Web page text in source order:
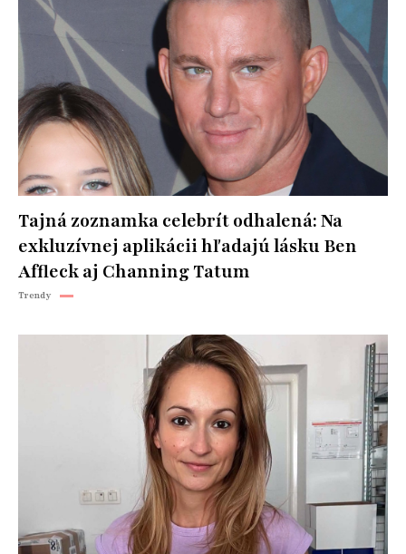
Tajná zoznamka celebrít odhalená: Na
exkluzívnej aplikácii hľadajú lásku Ben
Affleck aj Channing Tatum
Trendy